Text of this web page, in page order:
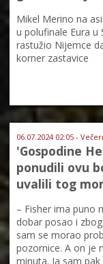
Mikel Merino na
u polufinale Eura
rastužio Nijemce
korner zastavice
06.07.2024 02:05 -
'Gospodine
ponudili ovu
uvalili tog
– Fisher ima puno
dobar posao i
sam se morao
pozornice. A on je
minuta. Ja sam